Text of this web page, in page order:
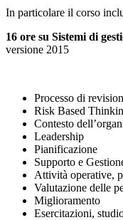
In particolare il corso
16 ore su Sistemi di
versione 2015
Processo di
Risk Based
Contesto
Leadership
Pianificazione
Supporto e
Attività operative,
Valutazione delle
Miglioramento
Esercitazioni,